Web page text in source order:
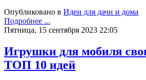
Опубликовано в Идеи для дачи и дома
Подробнее ...
Пятница, 15 сентября 2023 22:05
Игрушки для мобиля
ТОП 10 идей